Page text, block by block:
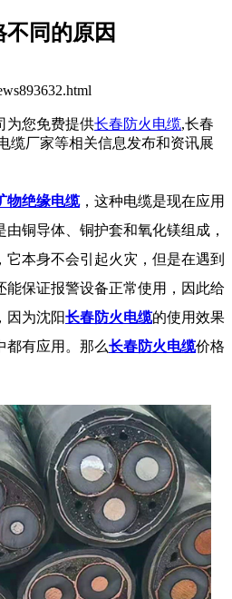
同的原因
为您免费提供长春防火电缆,长春
缆厂家等相关信息发布和资讯展
物绝缘电缆，这种电缆是现在应用
铜导体、铜护套和氧化镁组成，
它本身不会引起火灾，但是在遇到
能保证报警设备正常使用，因此给
因为沈阳长春防火电缆的使用效果
都有应用。那么长春防火电缆价格